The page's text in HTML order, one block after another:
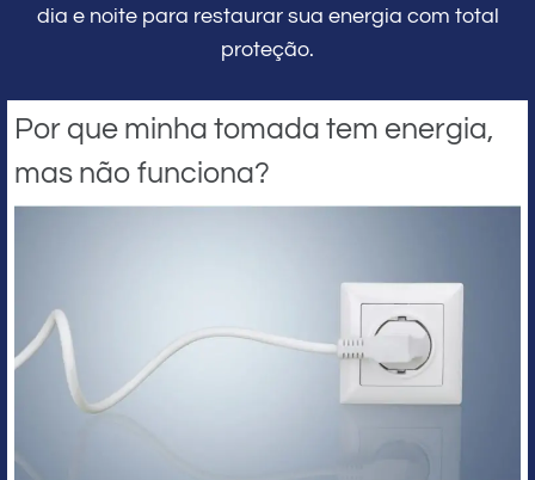
dia e noite para restaurar sua energia com total
proteção.
Por que minha tomada tem energia,
mas não funciona?